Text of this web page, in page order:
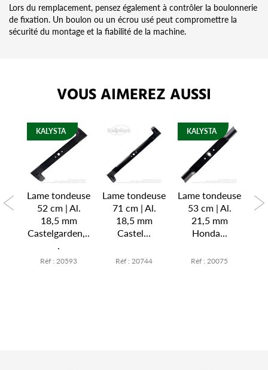
Lors du remplacement, pensez également à contrôler la boulonnerie
de fixation. Un boulon ou un écrou usé peut compromettre la
sécurité du montage et la fiabilité de la machine.
VOUS AIMEREZ AUSSI
Lame tondeuse
52 cm | Al.
18,5 mm
Castelgarden,..
.
Réf : 20593
KALYSTA
Lame tondeuse
71 cm | Al.
18,5 mm
Castel...
Réf : 20744
Lame tondeuse
53 cm | Al.
21,5 mm
Honda...
Réf : 20075
KALYSTA